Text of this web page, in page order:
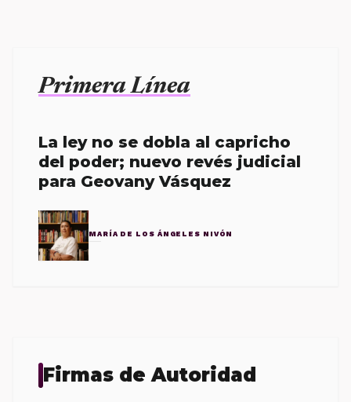
Primera Línea
La ley no se dobla al capricho
del poder; nuevo revés judicial
para Geovany Vásquez
MARÍA DE LOS ÁNGELES NIVÓN
Firmas de Autoridad